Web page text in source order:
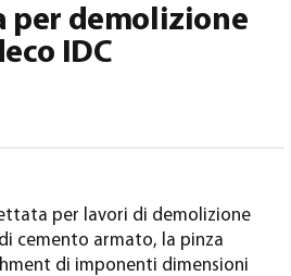
per demolizione
IDC
per lavori di demolizione
cemento armato, la pinza
di imponenti dimensioni